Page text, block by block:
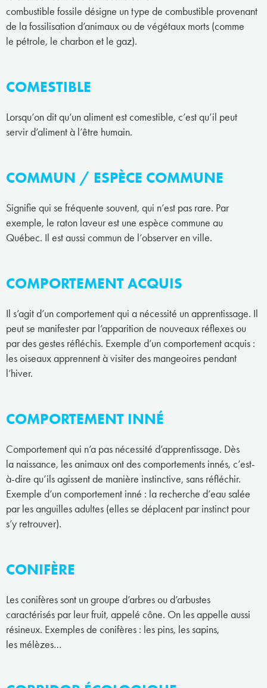
combustible fossile désigne un type de combustible provenant
de la fossilisation d’animaux ou de végétaux morts (comme
le pétrole, le charbon et le gaz).
COMESTIBLE
Lorsqu’on dit qu’un aliment est comestible, c’est qu’il peut
servir d’aliment à l’être humain.
COMMUN / ESPÈCE COMMUNE
Signifie qui se fréquente souvent, qui n’est pas rare. Par
exemple, le raton laveur est une espèce commune au
Québec. Il est aussi commun de l’observer en ville.
COMPORTEMENT ACQUIS
Il s’agit d’un comportement qui a nécessité un apprentissage. Il
peut se manifester par l’apparition de nouveaux réflexes ou
par des gestes réfléchis. Exemple d’un comportement acquis :
les oiseaux apprennent à visiter des mangeoires pendant
l’hiver.
COMPORTEMENT INNÉ
Comportement qui n’a pas nécessité d’apprentissage. Dès
la naissance, les animaux ont des comportements innés, c’est-
à-dire qu’ils agissent de manière instinctive, sans réfléchir.
Exemple d’un comportement inné : la recherche d’eau salée
par les anguilles adultes (elles se déplacent par instinct pour
s’y retrouver).
CONIFÈRE
Les conifères sont un groupe d’arbres ou d’arbustes
caractérisés par leur fruit, appelé cône. On les appelle aussi
résineux. Exemples de conifères : les pins, les sapins,
les mélèzes…